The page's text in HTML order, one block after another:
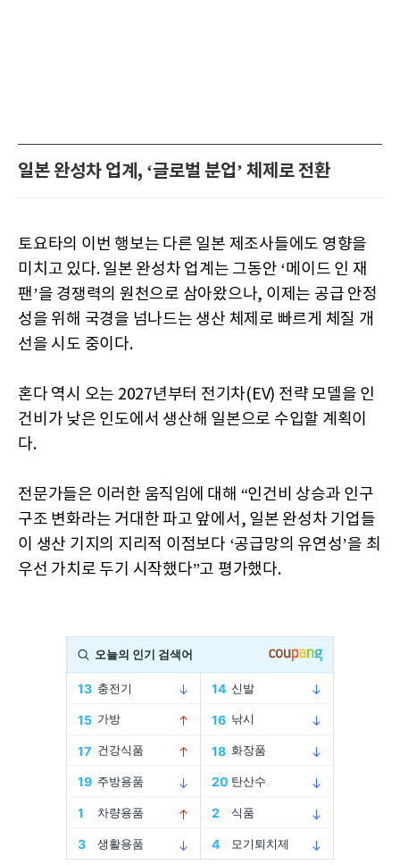
일본 완성차 업계, ‘글로벌 분업’ 체제로 전환
토요타의 이번 행보는 다른 일본 제조사들에도 영향을
미치고 있다. 일본 완성차 업계는 그동안 ‘메이드 인 재
팬’을 경쟁력의 원천으로 삼아왔으나, 이제는 공급 안정
성을 위해 국경을 넘나드는 생산 체제로 빠르게 체질 개
선을 시도 중이다.
혼다 역시 오는 2027년부터 전기차(EV) 전략 모델을 인
건비가 낮은 인도에서 생산해 일본으로 수입할 계획이
다.
전문가들은 이러한 움직임에 대해 “인건비 상승과 인구
구조 변화라는 거대한 파고 앞에서, 일본 완성차 기업들
이 생산 기지의 지리적 이점보다 ‘공급망의 유연성’을 최
우선 가치로 두기 시작했다”고 평가했다.